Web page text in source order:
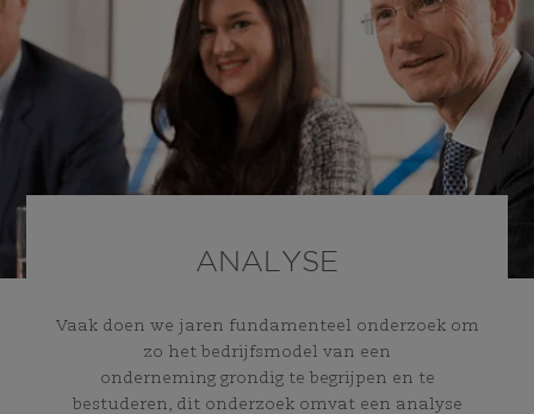
ANALYSE
Vaak doen we jaren fundamenteel onderzoek om
zo het bedrijfsmodel van een
onderneming grondig te begrijpen en te
bestuderen, dit onderzoek omvat een analyse